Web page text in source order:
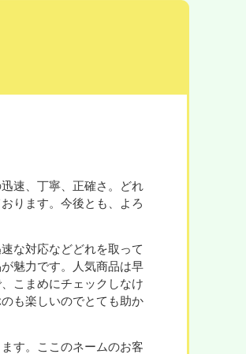
速、丁寧、正確さ。どれ
ります。今後とも、よろ
な対応などどれを取って
魅力です。人気商品は早
こまめにチェックしなけ
も楽しいのでとても助か
す。ここのネームのお客